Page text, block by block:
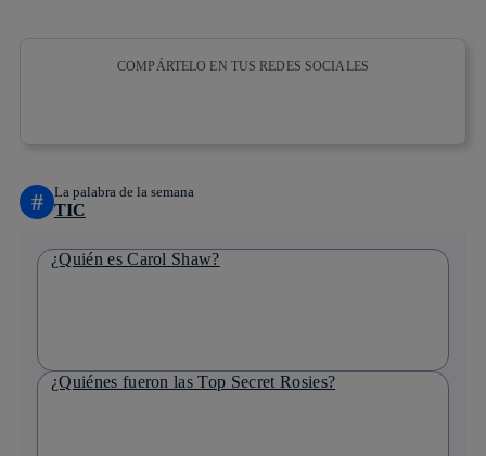
COMPÁRTELO EN TUS REDES SOCIALES
# La palabra de la semana
TIC
¿Quién es Carol Shaw?
¿Quiénes fueron las Top Secret Rosies?